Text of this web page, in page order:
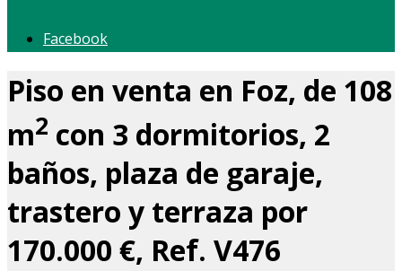
Facebook
Piso en venta en Foz, de 108
m2 con 3 dormitorios, 2
baños, plaza de garaje,
trastero y terraza por
170.000 €, Ref. V476